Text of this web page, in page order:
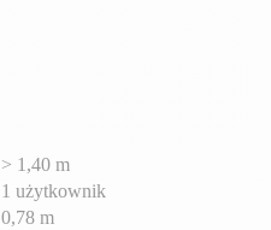
> 1,40 m
1 użytkownik
0,78 m